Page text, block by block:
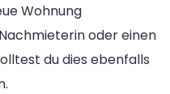
Wohnung
oder einen
du dies ebenfalls